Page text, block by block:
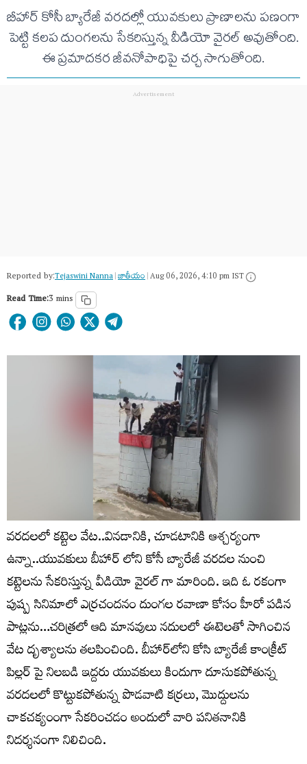
బీహార్ కోసీ బ్యారేజీ వరదల్లో యువకులు ప్రాణాలను పణంగా
పెట్టి కలప దుంగలను సేకరిస్తున్న వీడియో వైరల్ అవుతోంది.
ఈ ప్రమాదకర జీవనోపాధిపై చర్చ సాగుతోంది.
Reported by:Tejaswini Nanna|జాతీయం|Aug 06, 2026, 4:10 pm IST
Read Time:3 mins
వరదలలో కట్టెల వేట..వినడానికి, చూడటానికి ఆశ్చర్యంగా
ఉన్నా..యువకులు బీహార్ లోని కోసీ బ్యారేజీ వరదల నుంచి
కట్టెలను సేకరిస్తున్న వీడియో వైరల్ గా మారింది. ఇది ఓ రకంగా
పుష్ప సినిమాలో ఎర్రచందనం దుంగల రవాణా కోసం హీరో పడిన
పాట్లను…చరిత్రలో ఆది మానవులు నదులలో ఈటెలతో సాగించిన
వేట దృశ్యాలను తలపించింది. బీహార్‌లోని కోసి బ్యారేజీ కాంక్రీట్
పిల్లర్ పై నిలబడి ఇద్దరు యువకులు కిందుగా దూసుకపోతున్న
వరదలలో కొట్టుకపోతున్న పొడవాటి కర్రలు, మొద్దులను
చాకచక్యంంగా సేకరించడం అందులో వారి పనితనానికి
నిదర్శనంగా నిలిచింది.